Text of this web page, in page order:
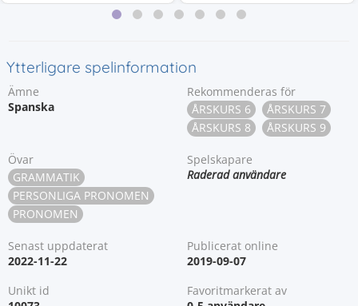
Ytterligare spelinformation
Ämne
Spanska
Rekommenderas för
ÅRSKURS 6
ÅRSKURS 7
ÅRSKURS 8
ÅRSKURS 9
Övar
GRAMMATIK
PERSONLIGA PRONOMEN
PRONOMEN
Spelskapare
Raderad användare
Senast uppdaterat
2022-11-22
Publicerat online
2019-09-07
Unikt id
Favoritmarkerat av